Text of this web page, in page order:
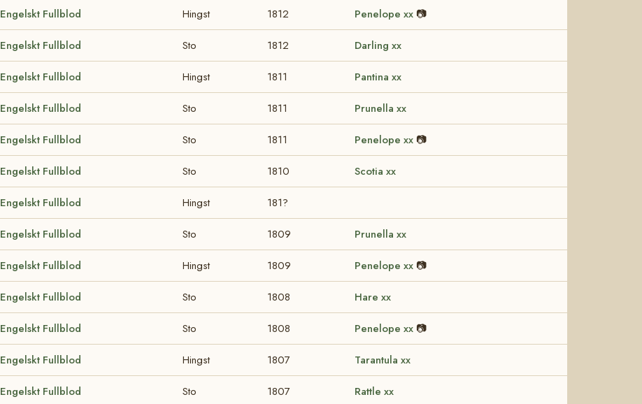
Engelskt Fullblod Hingst 1812 Penelope xx 📷
Engelskt Fullblod Sto 1812 Darling xx
Engelskt Fullblod Hingst 1811 Pantina xx
Engelskt Fullblod Sto 1811 Prunella xx
Engelskt Fullblod Sto 1811 Penelope xx 📷
Engelskt Fullblod Sto 1810 Scotia xx
Engelskt Fullblod Hingst 181?
Engelskt Fullblod Sto 1809 Prunella xx
Engelskt Fullblod Hingst 1809 Penelope xx 📷
Engelskt Fullblod Sto 1808 Hare xx
Engelskt Fullblod Sto 1808 Penelope xx 📷
Engelskt Fullblod Hingst 1807 Tarantula xx
Engelskt Fullblod Sto 1807 Rattle xx